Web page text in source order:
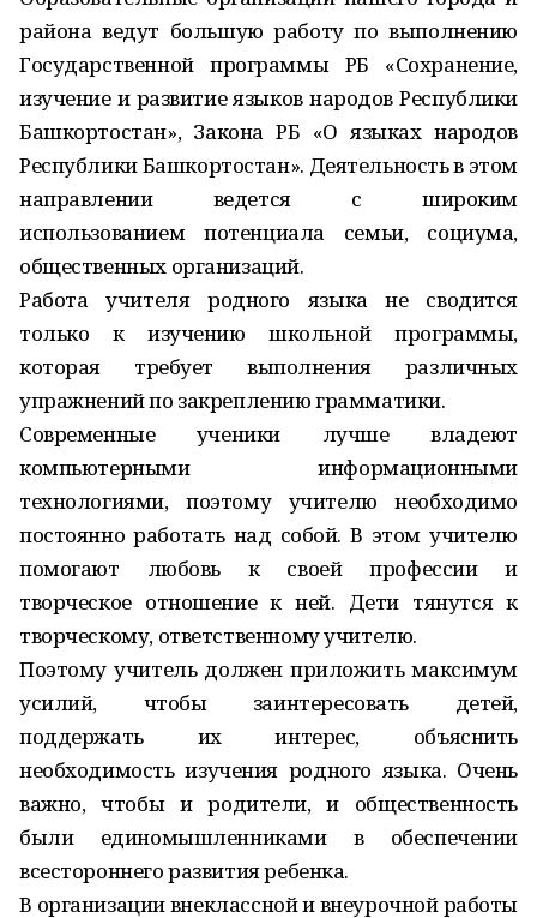
района ведут большую работу по выполнению
Государственной программы РБ «Сохранение,
изучение и развитие языков народов Республики
Башкортостан», Закона РБ «О языках народов
Республики Башкортостан». Деятельность в этом
направлении ведется с широким
использованием потенциала семьи, социума,
общественных организаций.
Работа учителя родного языка не сводится
только к изучению школьной программы,
которая требует выполнения различных
упражнений по закреплению грамматики.
Современные ученики лучше владеют
компьютерными информационными
технологиями, поэтому учителю необходимо
постоянно работать над собой. В этом учителю
помогают любовь к своей профессии и
творческое отношение к ней. Дети тянутся к
творческому, ответственному учителю.
Поэтому учитель должен приложить максимум
усилий, чтобы заинтересовать детей,
поддержать их интерес, объяснить
необходимость изучения родного языка. Очень
важно, чтобы и родители, и общественность
были единомышленниками в обеспечении
всестороннего развития ребенка.
В организации внеклассной и внеурочной работы